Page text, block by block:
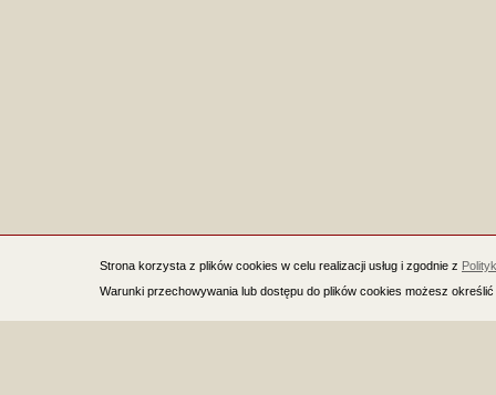
Strona korzysta z plików cookies w celu realizacji usług i zgodnie z
Warunki przechowywania lub dostępu do plików cookies możesz